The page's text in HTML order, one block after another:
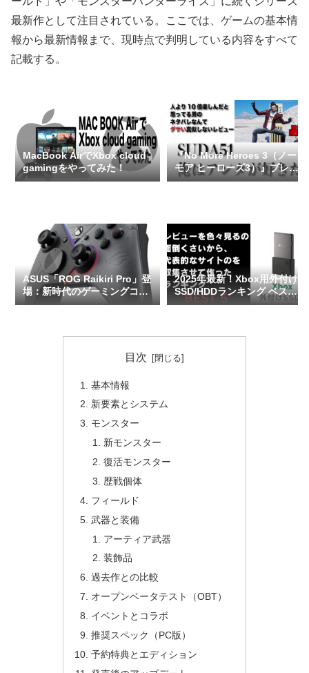
最新作として注目されている。ここでは、ゲームの基本情
報から最新情報まで、現時点で判明している内容をすべて
記載する。
MacBook AirでXbox cloud
gamingをやってみた！
『No More Heroes 3（ノー
モア ヒーローズ3）』プレイ
レビュー（ネタバレなし）
ASUS「ROG Raikiri Pro」登
場：新時代のゲーミングコン
トローラーがここに
2025年最新！Xbox用外付け
SSD/HDDランキング ベスト
5【レビュー＆比較で決定】
目次
基本情報
新要素とシステム
モンスター
新モンスター
復活モンスター
歴戦個体
フィールド
武器と装備
アーティア武器
装飾品
過去作との比較
オープンベータテスト（OBT）
イベントとコラボ
推奨スペック（PC版）
予約特典とエディション